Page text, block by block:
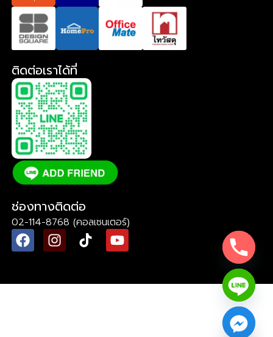
ติดต่อเราได้ที่
ช่องทางติดต่อ
02-114-8768 (คอลเซนเตอร์)